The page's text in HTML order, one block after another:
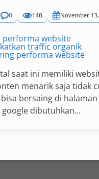
0 148 November
performa website
traffic organik
performa website
saat ini memiliki
menarik saja tidak
bersaing di halaman
dibutuhkan...